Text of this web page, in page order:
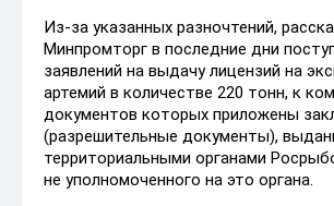
Из-за указанных разночтений,
Минпромторг в последние дни
заявлений на выдачу лицензий на
артемий в количестве 220 тонн, к
документов которых приложены
(разрешительные документы),
территориальными органами
не уполномоченного на это органа.